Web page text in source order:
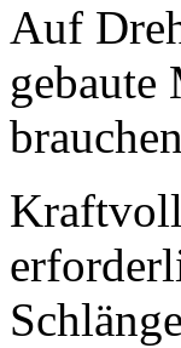
Auf
gebaute